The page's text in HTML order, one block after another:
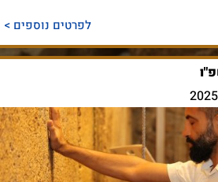
לפרטים נוספים >